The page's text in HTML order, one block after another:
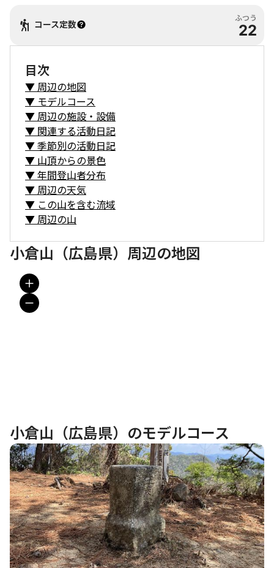
コース定数
ふつう
22
目次
▼ 周辺の地図
▼ モデルコース
▼ 周辺の施設・設備
▼ 関連する活動日記
▼季節別の活動日記
▼ 山頂からの景色
▼年間登山者分布
▼ 周辺の天気
▼ この山を含む流域
▼ 周辺の山
小倉山（広島県）周辺の地図
小倉山（広島県）のモデルコース